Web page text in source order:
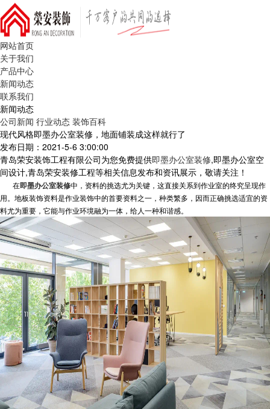
网站首页
关于我们
产品中心
新闻动态
联系我们
新闻动态
公司新闻 行业动态 装饰百科
现代风格即墨办公室装修，地面铺装成这样就行了
发布日期：2021-5-6 3:00:00
青岛荣安装饰工程有限公司为您免费提供即墨办公室装修,即墨办公室空
间设计,青岛荣安装修工程等相关信息发布和资讯展示，敬请关注！
在即墨办公室装修中 ，资料的挑选尤为关键，这直接关系到作业室的终究呈现作
用。地板装饰资料是作业装饰中的首要资料之一，种类繁多，因而正确挑选适宜的资
料尤为重要，它能与作业环境融为一体，给人一种和谐感。